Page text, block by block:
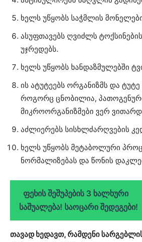
ხელს უწყობს საჭმლის
ასუფთავებს ღვიძლს
უჯრედებს.
ხელს უწყობს ხანდაზმულებში
ის ატუტეებს ორგანიზმს და
როგორც ცნობილია,
მიკროორგანიზმები ვერ
აძლიერებს სისხლძარღვების
ხელს უწყობს მეტაბოლური
ნორმალიზებას და წონის
ფეხის შეშუპების 3 ხალხური
საშუალება! საოცარი შედეგები!
თავად ხედავთ, რამდენი